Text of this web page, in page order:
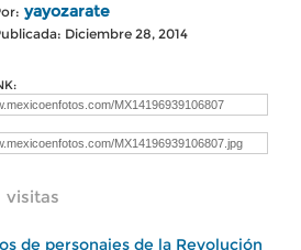
yayozarate
Diciembre 28, 2014
visitas
de personajes de la Revolución